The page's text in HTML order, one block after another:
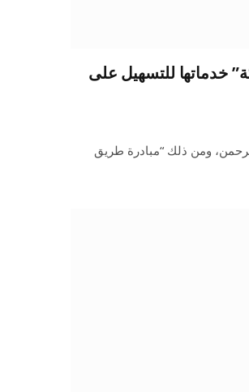
خدماتها للتسهيل على
ومن ذلك “مبادرة طريق